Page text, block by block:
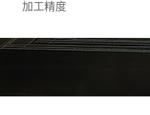
加工精度